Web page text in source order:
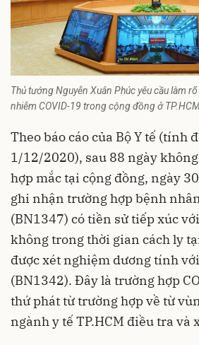
Thủ tướng Nguyễn Xuân Phúc yêu cầu làm
nhiễm COVID-19 trong cộng đồng ở
Theo báo cáo của Bộ Y tế (tính
1/12/2020), sau 88 ngày
hợp mắc tại cộng đồng, ngày
ghi nhận trường hợpbệnh
(BN1347) có tiền sử tiếp xúc
không trong thời gian cách ly
được xét nghiệm dương tính với
(BN1342). Đây là trường hợp
thứ phát từ trường hợp về từ
ngành y tế TP.HCM điều tra và